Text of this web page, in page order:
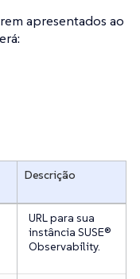
apresentados ao
Descrição
URL para sua
instância SUSE®
Observability.